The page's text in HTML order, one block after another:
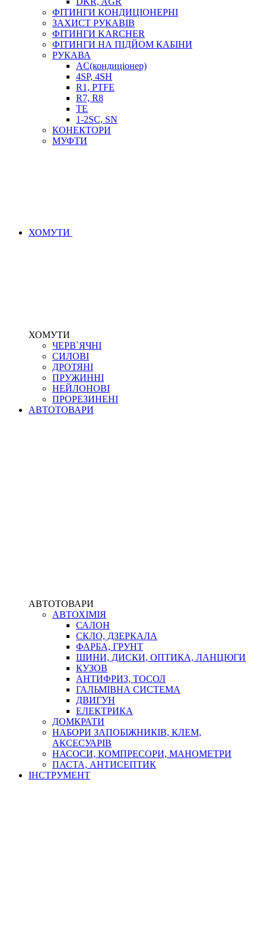
ФІТИНГИ КОНДИЦІОНЕРНІ
ЗАХИСТ РУКАВІВ
ФІТИНГИ KARCHER
ФІТИНГИ НА ПІДЙОМ КАБІНИ
РУКАВА
AC(кондиціонер)
4SP, 4SH
R1, PTFE
R7, R8
TE
1-2SC, SN
КОНЕКТОРИ
МУФТИ
ХОМУТИ
ХОМУТИ
ЧЕРВ`ЯЧНІ
СИЛОВІ
ДРОТЯНІ
ПРУЖИННІ
НЕЙЛОНОВІ
ПРОРЕЗИНЕНІ
АВТОТОВАРИ
АВТОТОВАРИ
АВТОХІМІЯ
САЛОН
СКЛО, ДЗЕРКАЛА
ФАРБА, ГРУНТ
ШИНИ, ДИСКИ, ОПТИКА, ЛАНЦЮГИ
КУЗОВ
АНТИФРИЗ, ТОСОЛ
ГАЛЬМІВНА СИСТЕМА
ДВИГУН
ЕЛЕКТРИКА
ДОМКРАТИ
НАБОРИ ЗАПОБІЖНИКІВ, КЛЕМ,
АКСЕСУАРІВ
НАСОСИ, КОМПРЕСОРИ, МАНОМЕТРИ
ПАСТА, АНТИСЕПТИК
ІНСТРУМЕНТ